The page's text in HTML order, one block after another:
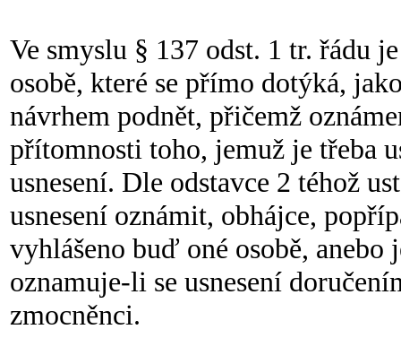
Ve smyslu § 137 odst. 1 tr. řádu
osobě, které se přímo dotýká,
návrhem podnět, přičemž
přítomnosti toho, jemuž je třeba
usnesení. Dle odstavce 2 téhož
usnesení oznámit, obhájce,
vyhlášeno buď oné osobě,
oznamuje-li se usnesení
zmocněnci.